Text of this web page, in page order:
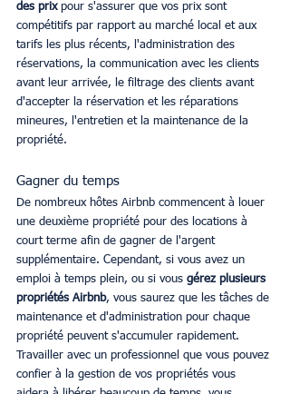
des prix pour s'assurer que vos prix sont
compétitifs par rapport au marché local et aux
tarifs les plus récents, l'administration des
réservations, la communication avec les clients
avant leur arrivée, le filtrage des clients avant
d'accepter la réservation et les réparations
mineures, l'entretien et la maintenance de la
propriété.
Gagner du temps
De nombreux hôtes Airbnb commencent à louer
une deuxième propriété pour des locations à
court terme afin de gagner de l'argent
supplémentaire. Cependant, si vous avez un
emploi à temps plein, ou si vous gérez plusieurs
propriétés Airbnb, vous saurez que les tâches de
maintenance et d'administration pour chaque
propriété peuvent s'accumuler rapidement.
Travailler avec un professionnel que vous pouvez
confier à la gestion de vos propriétés vous